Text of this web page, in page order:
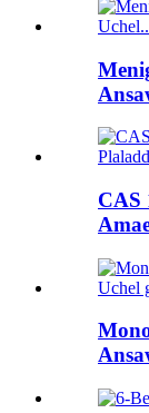
CAS